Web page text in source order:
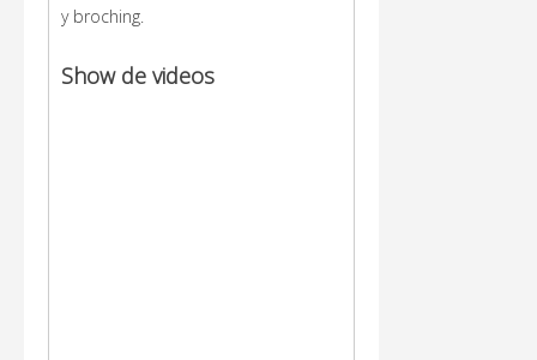
y broching.
Show de videos